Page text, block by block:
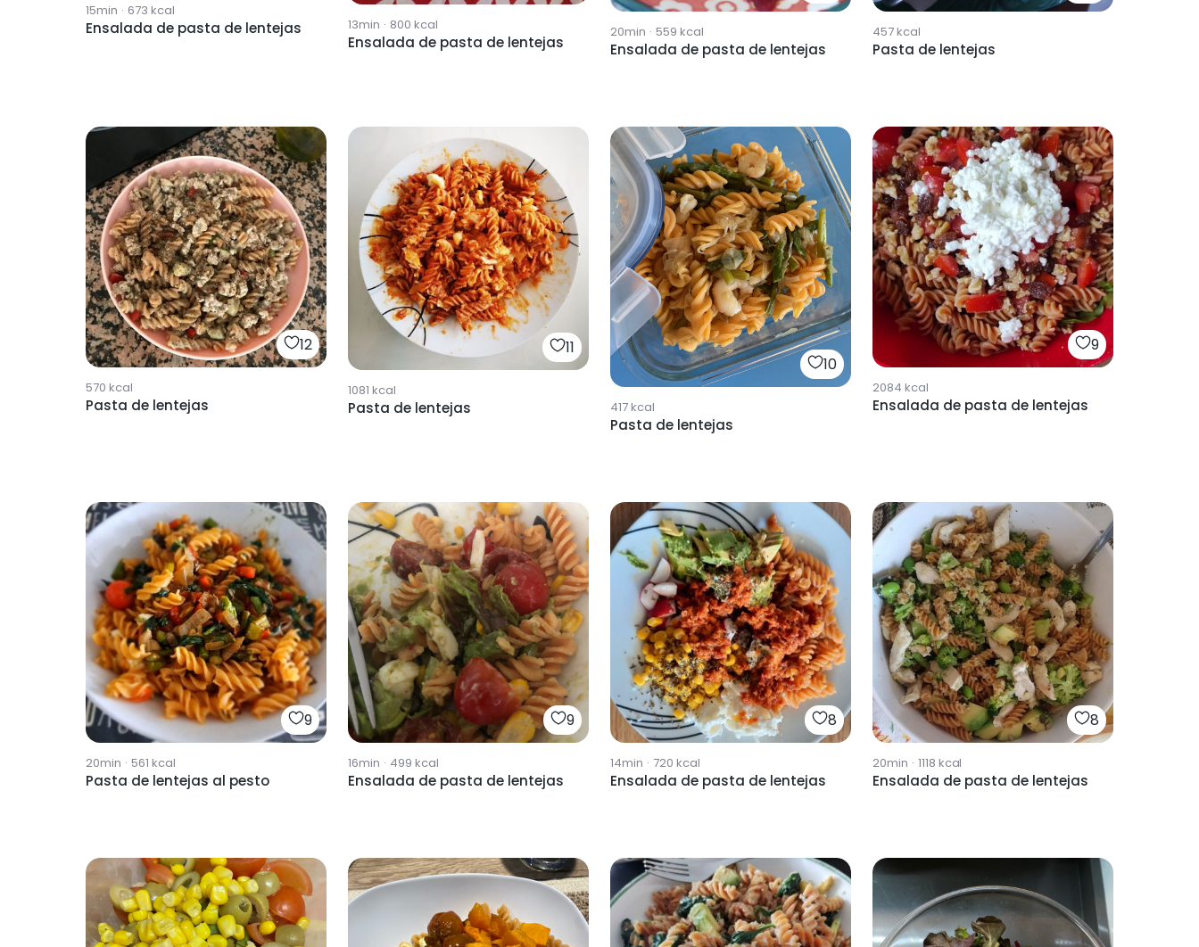
15min · 673 kcal
Ensalada de pasta de lentejas 13min · 800 kcal
Ensalada de pasta de lentejas
20min · 559 kcal
Ensalada de pasta de lentejas
457kcal
Pasta de lentejas
12
570 kcal
Pasta de lentejas
11
1081 kcal
Pasta de lentejas
10
417kcal
Pasta de lentejas
9
2084 kcal
Ensalada de pasta de lentejas
9
20min · 561 kcal
Pasta de lentejas al pesto
9
16min · 499 kcal
Ensalada de pasta de lentejas
8
14min · 720 kcal
Ensalada de pasta de lentejas
8
20min · 1118 kcal
Ensalada de pasta de lentejas